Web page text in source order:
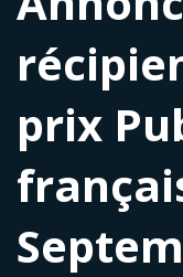
prix